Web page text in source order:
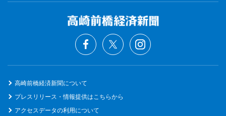
高崎前橋経済新聞について
プレスリリース・情報提供はこちらから
アクセスデータの利用について